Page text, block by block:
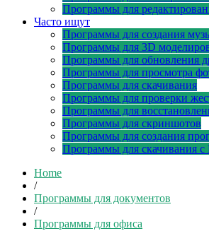
Программы для
Часто ищут
Программы для создания
Программы для 3D
Программы для обновления
Программы для просмотра
Программы для скачивания
Программы для проверки
Программы для
Программы для скриншотов
Программы для создания
Программы для скачивания
Home
/
Программы для документов
/
Программы для офиса